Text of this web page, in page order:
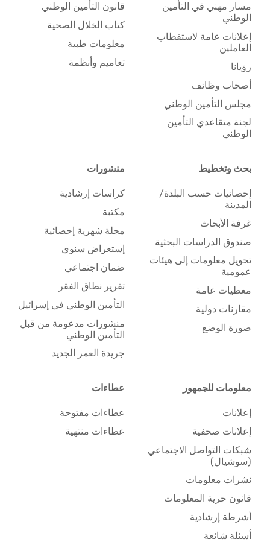
مسار مهني في التأمين
الوطني
إعلانات عامة لاستقطاب
العاملين
رؤيانا
أصحاب وظائف
مجلس التأمين الوطني
لجنة متقاعدي التأمين
الوطني
قانون التأمين الوطني
كتاب الخلال الصحية
معلومات طبية
تعاميم وأنظمة
بحث وتخطيط
إحصائيات حسب البلدة/
المدينة
غرفة الأبحاث
صندوق الدراسات البحثية
تحويل معلومات إلى هيئات
عمومية
معطيات عامة
مقارنات دولية
صورة الوضع
منشورات
كراسات إرشادية
مكتبة
مجلة شهرية إحصائية
إستعراض سنوي
ضمان اجتماعي
تقرير نطاق الفقر
التأمين الوطني في إسرائيل
منشورات مدعومة من قبل
التأمين الوطني
جريدة العمر الجديد
معلومات للجمهور
إعلانات
إعلانات صحفية
شبكات التواصل الاجتماعي
(سوشيال)
نشرات معلومات
قانون حرية المعلومات
أشرطة إرشادية
أسئلة شائعة
عطاءات
عطاءات مفتوحة
عطاءات منتهية